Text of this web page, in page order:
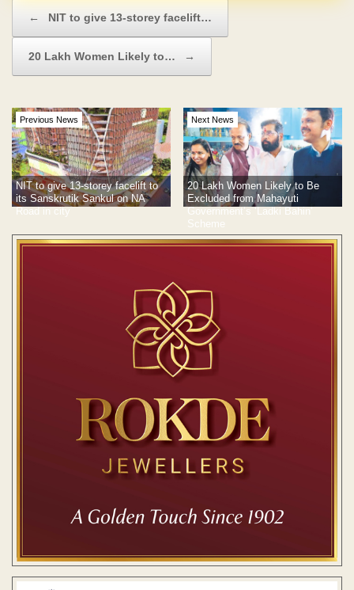
← NIT to give 13-storey facelift…
20 Lakh Women Likely to… →
Previous News
NIT to give 13-storey facelift to
its Sanskrutik Sankul on NA
Road in city
Next News
20 Lakh Women Likely to Be
Excluded from Mahayuti
Government’s ‘Ladki Bahin’
Scheme